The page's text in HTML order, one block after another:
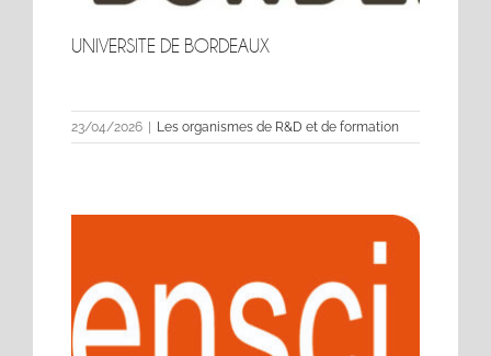
UNIVERSITE DE BORDEAUX
UNIVERSITE DE BORDEAUX
23/04/2026 Les organismes de R&D et de formation